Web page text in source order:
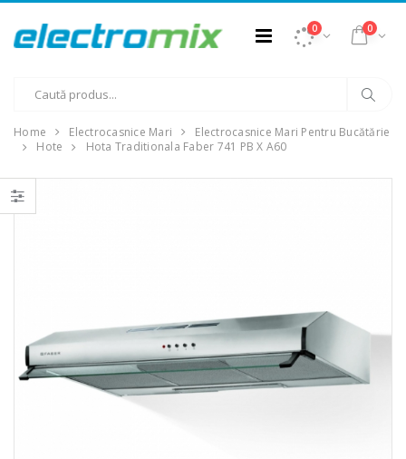
0 0
Home Electrocasnice Mari
Electrocasnice Mari Pentru Bucătărie
Hote
Hota Traditionala Faber 741 PB X A60